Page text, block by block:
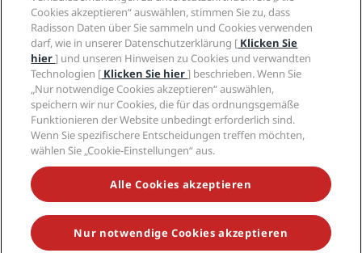
Entwicklungsmöglichkeiten
Responsible Business – Unser Engagement
Einkauf
Digitale Barrierefreiheit
Moderne Sklaverei – Erklärung
FAQ
Inhaltsübersicht
Marken von Radisson Hotels
VERPASSEN SIE NIEMALS UNSERE BELIEBTESTEN
ANGEBOTE
© 2026 Radisson Hotel Group.Alle Rechte vorbehalten. RHG Radisson
Cookies akzeptieren“ auswählen, stimmen Sie zu, dass
Radisson Daten über Sie sammeln und Cookies verwenden
darf, wie in unserer Datenschutzerklärung [ Klicken Sie
hier] und unseren Hinweisen zu Cookies und verwandten
Technologien [ Klicken Sie hier] beschrieben. Wenn Sie
„Nur notwendige Cookies akzeptieren“ auswählen,
speichern wir nur Cookies, die für das ordnungsgemäße
Funktionieren der Website unbedingt erforderlich sind.
Wenn Sie spezifischere Entscheidungen treffen möchten,
wählen Sie „Cookie-Einstellungen“ aus.
Alle Cookies akzeptieren
Nur notwendige Cookies akzeptieren